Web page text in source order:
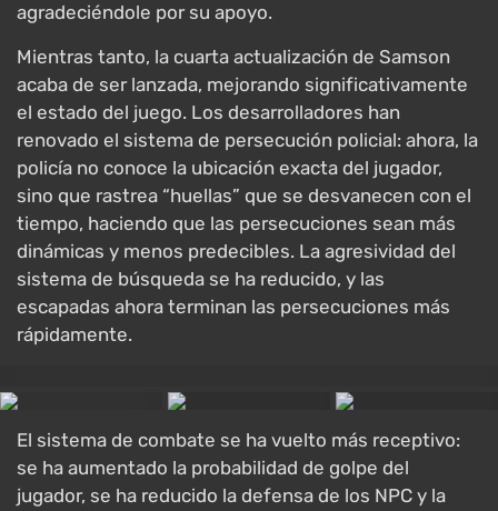
agradeciéndole por su apoyo.
Mientras tanto, la cuarta actualización de Samson
acaba de ser lanzada, mejorando significativamente
el estado del juego. Los desarrolladores han
renovado el sistema de persecución policial: ahora, la
policía no conoce la ubicación exacta del jugador,
sino que rastrea “huellas” que se desvanecen con el
tiempo, haciendo que las persecuciones sean más
dinámicas y menos predecibles. La agresividad del
sistema de búsqueda se ha reducido, y las
escapadas ahora terminan las persecuciones más
rápidamente.
El sistema de combate se ha vuelto más receptivo:
se ha aumentado la probabilidad de golpe del
jugador, se ha reducido la defensa de los NPC y la